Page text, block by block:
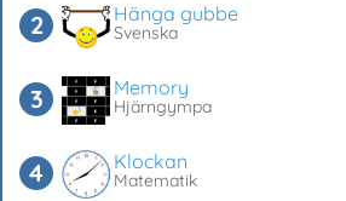
Hänga gubbe
Svenska
Memory
Hjärngympa
Klockan
Matematik